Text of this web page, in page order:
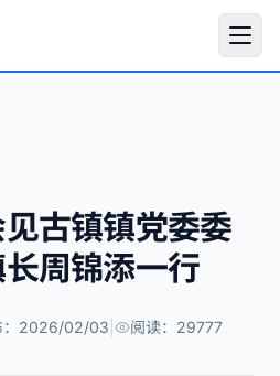
古镇镇党委委
周锦添一行
：2026/02/03 阅读：29777